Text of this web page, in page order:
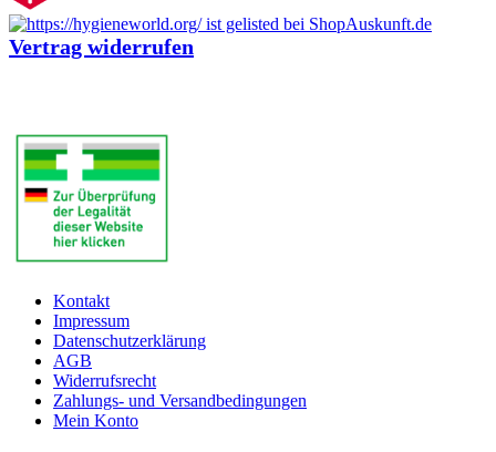
Vertrag widerrufen
Kontakt
Impressum
Datenschutzerklärung
AGB
Widerrufsrecht
Zahlungs- und Versandbedingungen
Mein Konto